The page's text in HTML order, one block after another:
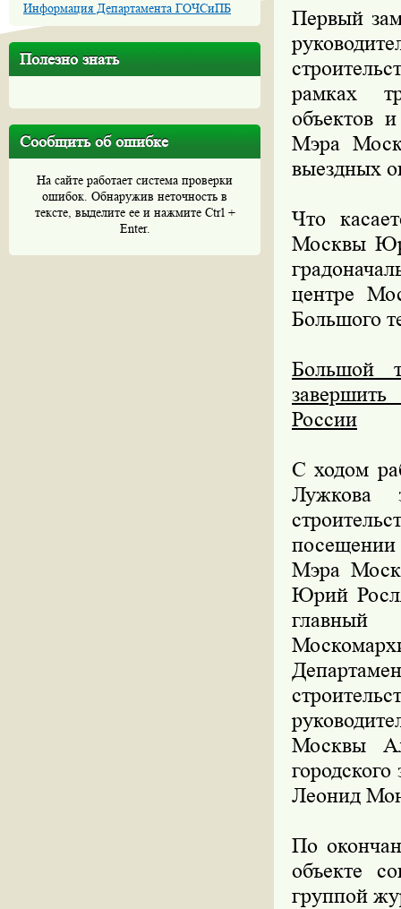
Информация Департамента ГОЧСиПБ
Полезно знать
Сообщить об ошибке
На сайте работает система проверки
ошибок. Обнаружив неточность в
тексте, выделите ее и нажмите Ctrl +
Enter.
Первый
рамках
объектов
Мэра
выездных
Что
Москвы
центре
Большого
Большой
завершить
России
С ходом
Лужкова
посещении
Мэра
Юрий
Москвы
Леонид
По
объекте
группой